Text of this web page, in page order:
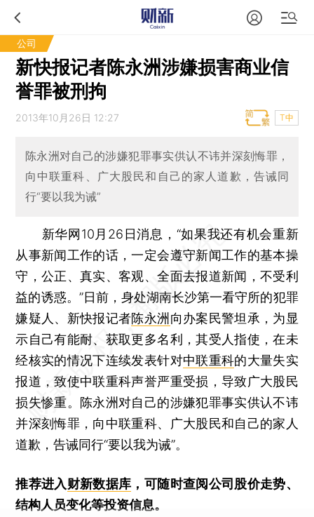
公司
新快报记者陈永洲涉嫌损害商业信
誉罪被刑拘
2013年10月26日 12:27 T中
陈永洲对自己的涉嫌犯罪事实供认不讳并深刻悔罪，
向中联重科、广大股民和自己的家人道歉，告诫同
行“要以我为诫”
新华网10月26日消息，“如果我还有机会重新
从事新闻工作的话，一定会遵守新闻工作的基本操
守，公正、真实、客观、全面去报道新闻，不受利
益的诱惑。”日前，身处湖南长沙第一看守所的犯罪
嫌疑人、新快报记者陈永洲 向办案民警坦承，为显
示自己有能耐、获取更多名利，其受人指使，在未
经核实的情况下连续发表针对中联重科的大量失实
报道，致使中联重科声誉严重受损，导致广大股民
损失惨重。陈永洲对自己的涉嫌犯罪事实供认不讳
并深刻悔罪，向中联重科、广大股民和自己的家人
道歉，告诫同行“要以我为诫”。
推荐进入财新数据库 ，可随时查阅公司股价走势、
结构人员变化等投资信息。